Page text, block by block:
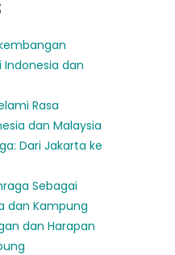
Indonesia dan
Rasa
dan Malaysia
Dari Jakarta ke
Sebagai
dan Kampung
dan Harapan